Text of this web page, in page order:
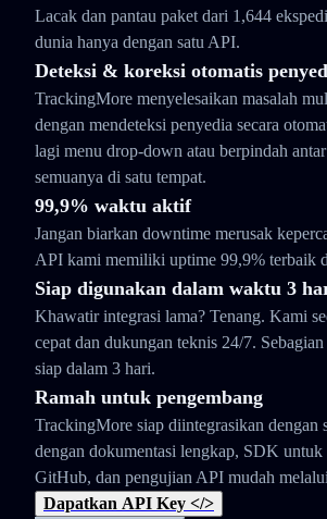
Lacak dan pantau paket dari 1,644
dunia hanya dengan satu API.
Deteksi & koreksi otomatis
TrackingMore menyelesaikan masalah
dengan mendeteksi penyedia secara
lagi menu drop-down atau berpindah
semuanya di satu tempat.
99,9% waktu aktif
Jangan biarkan downtime merusak
API kami memiliki uptime 99,9% terbaik
Siap digunakan dalam waktu 3
Khawatir integrasi lama? Tenang. Kami
cepat dan dukungan teknis 24/7. Sebagian
siap dalam 3 hari.
Ramah untuk pengembang
TrackingMore siap diintegrasikan dengan
dengan dokumentasi lengkap, SDK untuk
GitHub, dan pengujian API mudah
Dapatkan API Key </>